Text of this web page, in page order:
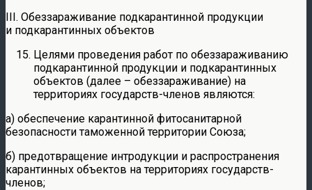
III. Обеззараживание подкарантинной продукции
и подкарантинных объектов
Целями проведения работ по обеззараживанию
подкарантинной продукции и подкарантинных
объектов (далее – обеззараживание) на
территориях государств-членов являются:
а) обеспечение карантинной фитосанитарной
безопасности таможенной территории Союза;
б) предотвращение интродукции и распространения
карантинных объектов на территориях государств-
членов;